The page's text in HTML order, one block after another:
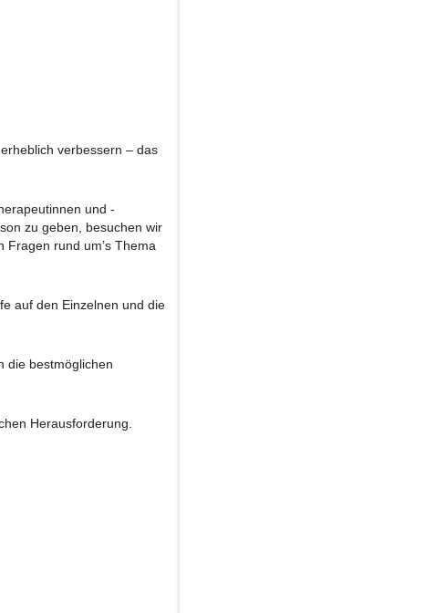
verbessern – das
und -
zu geben, besuchen wir
Fragen rund um’s Thema
auf den Einzelnen und die
die bestmöglichen
Herausforderung.